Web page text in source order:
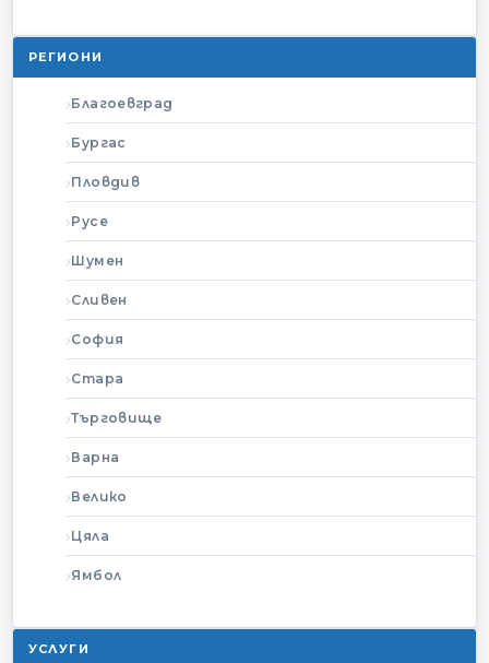
РЕГИОНИ
Благоевград
Бургас
Пловдив
Русе
Шумен
Сливен
София
Стара
Търговище
Варна
Велико
Цяла
Ямбол
УСЛУГИ